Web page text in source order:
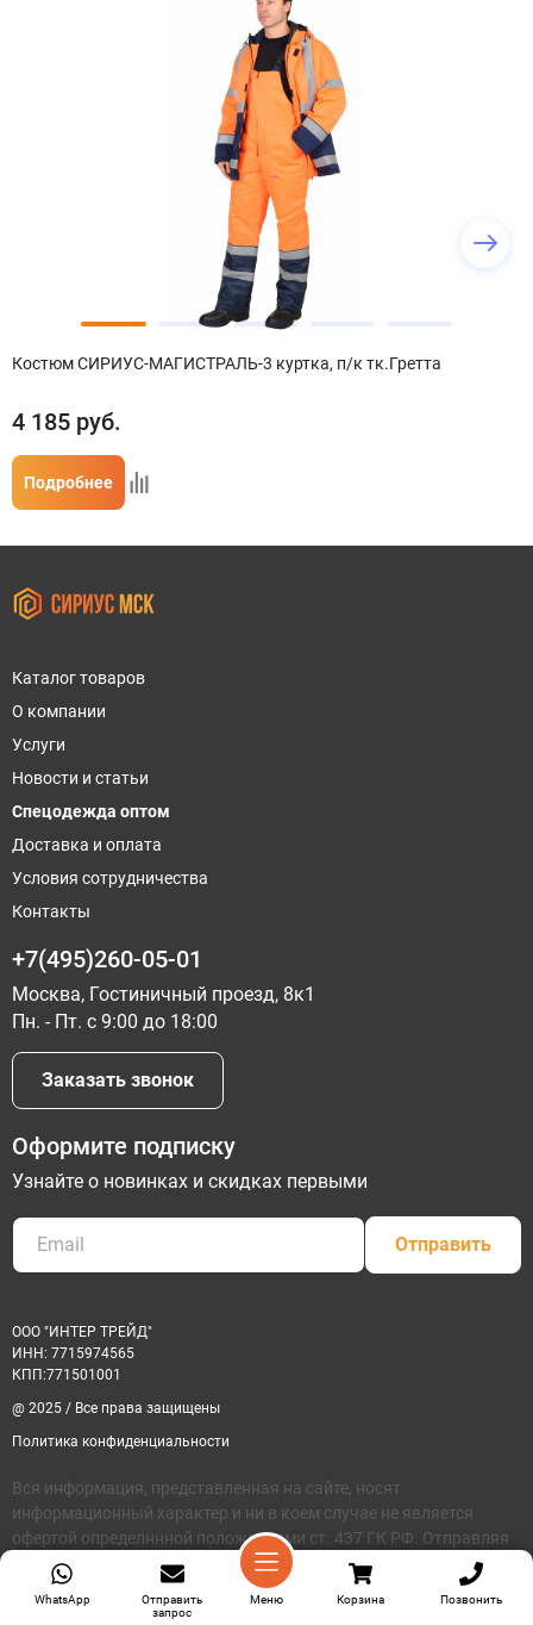
Костюм СИРИУС-МАГИСТРАЛЬ-3 куртка, п/к тк.Гретта
4 185 руб.
Подробнее
WhatsApp
Отправить
запрос
Меню Корзина Позвонить
Каталог товаров
О компании
Услуги
Новости и статьи
Спецодежда оптом
Доставка и оплата
Условия сотрудничества
Контакты
+7(495)260-05-01
Москва, Гостиничный проезд, 8к1
Пн. - Пт. с 9:00 до 18:00
Заказать звонок
Оформите подписку
Узнайте о новинках и скидках первыми
Отправить
ООО "ИНТЕР ТРЕЙД"
ИНН: 7715974565
КПП:771501001
@ 2025 / Все права защищены
Политика конфиденциальности
Вся информация, представленная на сайте, носят
информационный характер и ни в коем случае не является
офертой определннной положениями ст. 437 ГК РФ. Отправляя
сведения через любую желектронную форму на этом сайте, вы
соглащаетесь на обработку своих персональных данных